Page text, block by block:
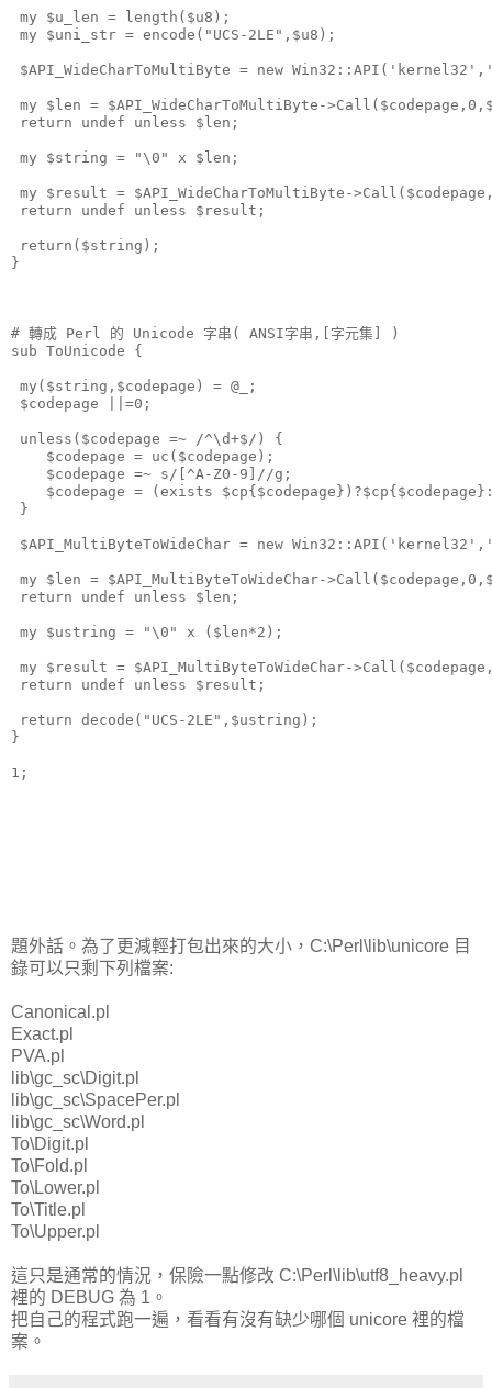
my $u_len = length($u8);
my $uni_str = encode("UCS-2LE",$u8);
$API_WideCharToMultiByte = new
my $len = $API_WideCharToMultiByte-
return undef unless $len;
my $string = "\0" x $len;
my $result = $API_WideCharToMultiByte-
return undef unless $result;
return($string);
}
# 轉成 Perl 的 Unicode 字串( ANSI字串,[字元集] )
sub ToUnicode {
my($string,$codepage) = @_;
$codepage ||=0;
unless($codepage =~ /^\d+$/) {
    $codepage = uc($codepage);
    $codepage =~ s/[^A-Z0-9]//g;
$codepage = (exists
}
$API_MultiByteToWideChar = new
my $len = $API_MultiByteToWideChar-
return undef unless $len;
my $ustring = "\0" x ($len*2);
my $result = $API_MultiByteToWideChar-
return undef unless $result;
return decode("UCS-2LE",$ustring);
}
1;
題外話。為了更減輕打包出來的大小，C:\Perl\lib\unicore 目
錄可以只剩下列檔案:
Canonical.pl
Exact.pl
PVA.pl
lib\gc_sc\Digit.pl
lib\gc_sc\SpacePer.pl
lib\gc_sc\Word.pl
To\Digit.pl
To\Fold.pl
To\Lower.pl
To\Title.pl
To\Upper.pl
這只是通常的情況，保險一點修改 C:\Perl\lib\utf8_heavy.pl
裡的 DEBUG 為 1。
把自己的程式跑一遍，看看有沒有缺少哪個 unicore 裡的檔
案。